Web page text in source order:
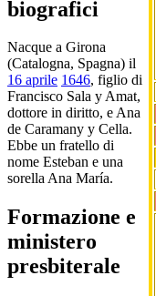
biografici
Nacque a Girona
(Catalogna, Spagna) il
16 aprile 1646, figlio di
Francisco Sala y Amat,
dottore in diritto, e Ana
de Caramany y Cella.
Ebbe un fratello di
nome Esteban e una
sorella Ana María.
Formazione e
ministero
presbiterale